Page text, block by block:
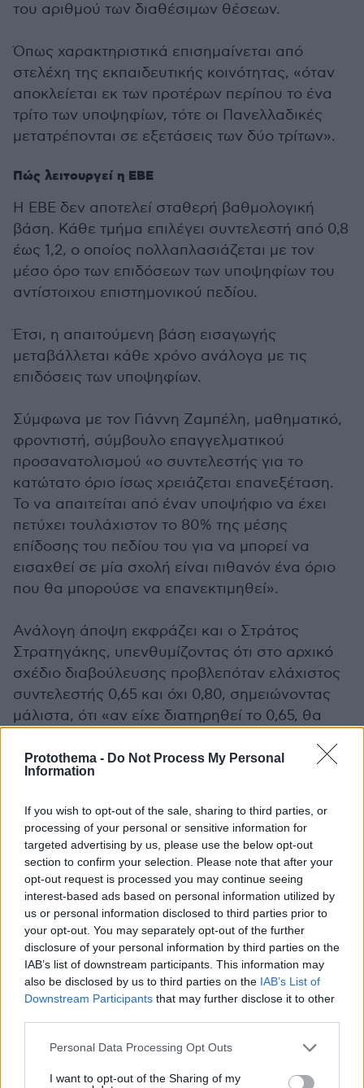
Protothema - Do Not Process My Personal
Information
If you wish to opt-out of the sale, sharing to third parties, or
processing of your personal or sensitive information for
targeted advertising by us, please use the below opt-out
section to confirm your selection. Please note that after your
opt-out request is processed you may continue seeing
interest-based ads based on personal information utilized by
us or personal information disclosed to third parties prior to
your opt-out. You may separately opt-out of the further
disclosure of your personal information by third parties on the
IAB’s list of downstream participants. This information may
also be disclosed by us to third parties on the IAB’s List of
Downstream Participants that may further disclose it to other
Please note that this website/app uses one or more Google
not limited to your visit or usage behaviour. You may click to
Personal Data Processing Opt Outs
I want to opt-out of the Sharing of my
του αριθμού των διαθέσιμων θέσεων.
Όπως χαρακτηριστικά επισημαίνεται από
στελέχη της εκπαιδευτικής κοινότητας, «όταν
αποκλείεται εκ των προτέρων περίπου το ένα
τρίτο των υποψηφίων, τότε οι Πανελλαδικές
μετατρέπονται σε εξετάσεις των δύο τρίτων».
Πώς λειτουργεί η ΕΒΕ
Η ΕΒΕ δεν αποτελεί σταθερή βαθμολογική
βάση. Κάθε τμήμα επιλέγει συντελεστή από 0,8
έως 1,2, ο οποίος πολλαπλασιάζεται με τον
μέσο όρο των επιδόσεων των υποψηφίων του
αντίστοιχου επιστημονικού πεδίου.
Έτσι, η απαιτούμενη βάση εισαγωγής
μεταβάλλεται κάθε χρόνο ανάλογα με τις
επιδόσεις των υποψηφίων.
Σύμφωνα με τον Γιάννη Ζαμπέλη, μαθηματικό,
φροντιστή, σύμβουλο επαγγελματικού
προσανατολισμού «ο συντελεστής για το
κατώτατο όριο ίσως χρειάζεται επανεξέταση.
Το να απαιτείται από έναν υποψήφιο να έχει
πετύχει τουλάχιστον το 80% της μέσης
επίδοσης του πεδίου του για να μπορεί να
εισαχθεί σε μία σχολή είναι πιθανόν ένα όριο
που θα μπορούσε να επανεκτιμηθεί».
Ανάλογη άποψη εκφράζει και ο Στράτος
Στρατηγάκης, υπενθυμίζοντας ότι στο αρχικό
σχέδιο διαβούλευσης προβλεπόταν ελάχιστος
συντελεστής 0,65 και όχι 0,80, σημειώνοντας
μάλιστα, ότι «αν είχε διατηρηθεί το 0,65, θα
παράγονται οι σημερινές μαζικές κενές
θέσεις», υποστηρίζει, αφού οι υποψήφιοι θα
βαθμολογία τουλάχιστον 7.
Οι «παρενέργειες» και η μετακίνηση σχολών μεταξύ
πεδίων
Ένα ακόμη φαινόμενο, που αποδίδεται στην
ΕΒΕ είναι η μετακίνηση υποψηφίων από το
δεύτερο και τρίτο επιστημονικό πεδίο προς το
τέταρτο, όπου παραδοσιακά οι μέσοι όροι
επιδόσεων είναι χαμηλότεροι.
φαίνεται να προσαρμόζεται στις συνέπειες του
μέτρου. Αντιπροσωπευτικό παράδειγμα,